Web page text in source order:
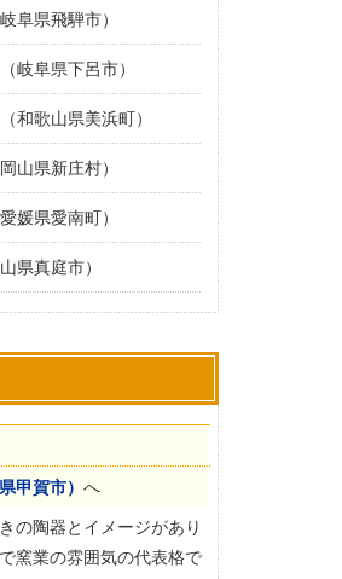
阜県飛騨市）
岐阜県下呂市）
和歌山県美浜町）
山県新庄村）
媛県愛南町）
県真庭市）
甲賀市） へ
の陶器とイメージがあり
窯業の雰囲気の代表格で